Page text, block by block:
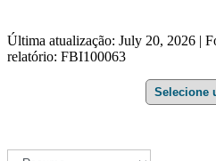
Última atualização: July 20, 2026 |
relatório: FBI100063